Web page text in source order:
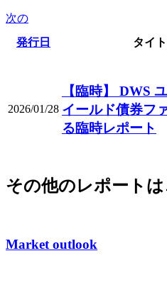
次の
発行日
タイ
2026/01/28
【臨時】 DWS
イールド債券フ
る臨時レポート
その他のレポート
Market outlook